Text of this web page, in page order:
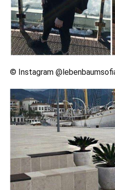
© Instagram